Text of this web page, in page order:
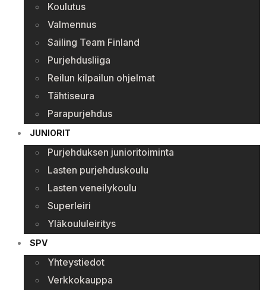
Koulutus
Valmennus
Sailing Team Finland
Purjehdusliiga
Reilun kilpailun ohjelmat
Tähtiseura
Parapurjehdus
JUNIORIT
Purjehduksen junioritoiminta
Lasten purjehduskoulu
Lasten veneilykoulu
Superleiri
Yläkoululeiritys
SPV
Yhteystiedot
Verkkokauppa